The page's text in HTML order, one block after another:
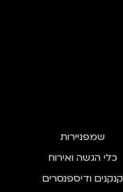
שמפניירות
כלי הגשה ואירוח
קנקנים ודיספנסרים